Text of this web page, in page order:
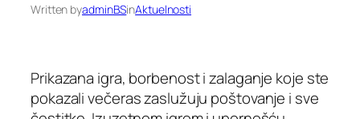
Written byadminBSinAktuelnosti
Prikazana igra, borbenost i zalaganje koje ste
pokazali večeras zaslužuju poštovanje i sve